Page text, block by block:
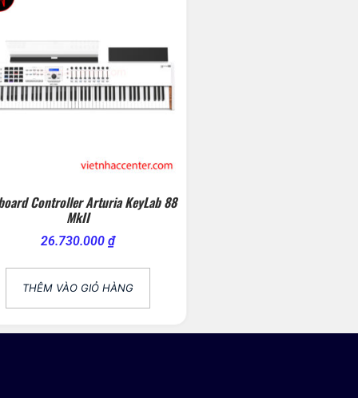
Controller Arturia KeyLab 88
MkII
26.730.000₫
THÊM VÀO GIỎ HÀNG